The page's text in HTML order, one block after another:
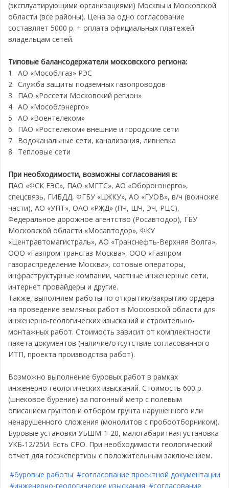
(эксплуатирующими организациями) Москвы и Московской
области (все районы). Цена за одно согласование
составляет 5000 р. + оплата официальных платежей
владельцам сетей.
Типовые балансодержатели московского региона:
1. АО «Мособлгаз» РЭС
2. Служба защиты подземных газопроводов
3. ПАО «Россети Московский регион»
4. АО «Мособлэнерго»
5. АО «Воентелеком»
6. ПАО «Ростелеком» внешние и городские сети
7. Водоканальные сети, канализация, ливневка
8. Тепловые сети
При необходимости, возможны согласования в:
ПАО «ФСК ЕЭС», ПАО «МГТС», АО «Оборонэнерго»,
спецсвязь, ГИБДД, ФГБУ «ЦЖКУ», АО «ГУОВ», в/ч (воинские
части), АО «УПТ», ОАО «РЖД» (ПЧ, ШЧ, ЭЧ, РЦС),
Федеральное дорожное агентство (Росавтодор), ГБУ
Московской области «Мосавтодор», ФКУ
«Центравтомагистраль», АО «Транснефть-Верхняя Волга»,
ООО «Газпром трансгаз Москва», ООО «Газпром
газораспределение Москва», сотовые операторы,
инфраструктурные компании, частные инженерные сети,
интернет провайдеры и другие.
Также, выполняем работы по открытию/закрытию ордера
на проведение земляных работ в Московской области для
инженерно-геологических изысканий и строительно-
монтажных работ. Стоимость зависит от комплектности
пакета документов (наличие/отсутствие согласованного
ИТП, проекта производства работ).
Возможно выполнение буровых работ в рамках
инженерно-геологических изысканий. Стоимость 600 р.
(шнековое бурение) за погонный метр с полевым
описанием грунтов и отбором грунта нарушенного или
ненарушенного сложения (монолитов с пробоотборником).
Буровые установки УБШМ-1-20, малогабаритная установка
УКБ-12/25И. Есть СРО. При необходимости геологический
отчет для госэкспертизы с положительным заключением.
#буровые работы #согласование проектной документации
#инженерно-геологические изыскания #согласование